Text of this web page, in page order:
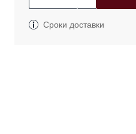
Сроки доставки